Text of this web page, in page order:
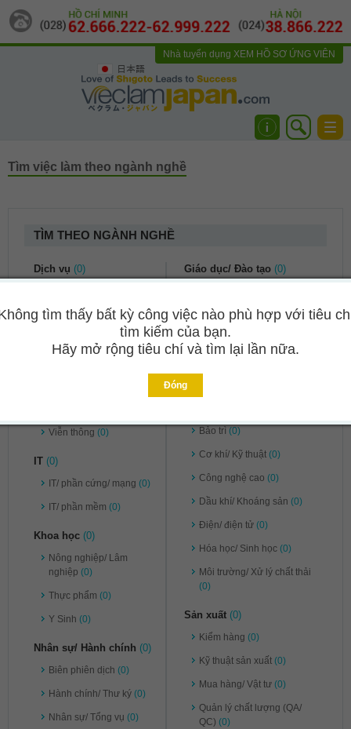
日本語
Nhà tuyển dụng XEM HỒ SƠ ỨNG VIÊN
Tìm việc làm theo ngành nghề
TÌM THEO NGÀNH NGHỀ
Dịch vụ (0)
Du lịch(0)
Nhà hàng khách sạn (0)
Viễn thông (0)
IT (0)
IT/ phần cứng/ mạng (0)
IT/ phần mềm (0)
Khoa học (0)
Nông nghiệp/ Lâm
nghiệp (0)
Thực phẩm (0)
Y Sinh (0)
Nhân sự/ Hành chính (0)
Biên phiên dịch (0)
Hành chính/ Thư ký (0)
Nhân sự/ Tổng vụ (0)
Giáo dục/ Đào tạo (0)
Bảo hiểm (0)
Kế toán/ Kiểm toán(0)
Bảo trì (0)
Cơ khí/ Kỹ thuật (0)
Công nghệ cao (0)
Dầu khí/ Khoáng sản (0)
Điện/ điện tử (0)
Hóa học/ Sinh học (0)
Môi trường/ Xử lý chất thải
(0)
Sản xuất (0)
Kiểm hàng (0)
Kỹ thuật sản xuất (0)
Mua hàng/ Vật tư (0)
Quản lý chất lượng (QA/
QC) (0)
tìm thấy bất kỳ công việc nào phù hợp với tiêu
tìm kiếm của bạn.
Hãy mở rộng tiêu chí và tìm lại lần nữa.
Đóng